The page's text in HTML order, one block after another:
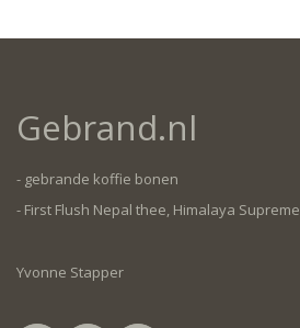
Gebrand.nl
- gebrande koffie bonen
- First Flush Nepal thee, Himalaya Supreme
Yvonne Stapper